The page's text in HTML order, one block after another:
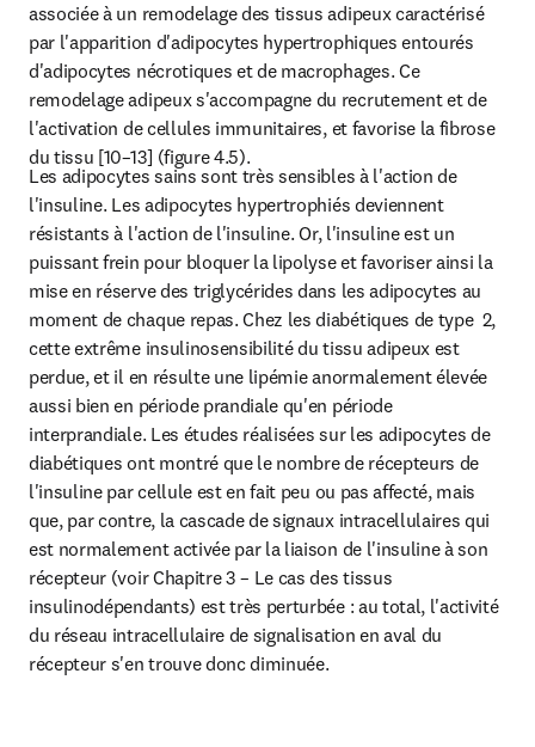
associée à un remodelage des tissus adipeux caractérisé
par l'apparition d'adipocytes hypertrophiques entourés
d'adipocytes nécrotiques et de macrophages. Ce
remodelage adipeux s'accompagne du recrutement et de
l'activation de cellules immunitaires, et favorise la fibrose
du tissu [10–13] (figure 4.5).
Les adipocytes sains sont très sensibles à l'action de
l'insuline. Les adipocytes hypertrophiés deviennent
résistants à l'action de l'insuline. Or, l'insuline est un
puissant frein pour bloquer la lipolyse et favoriser ainsi la
mise en réserve des triglycérides dans les adipocytes au
moment de chaque repas. Chez les diabétiques de type  2,
cette extrême insulinosensibilité du tissu adipeux est
perdue, et il en résulte une lipémie anormalement élevée
aussi bien en période prandiale qu'en période
interprandiale. Les études réalisées sur les adipocytes de
diabétiques ont montré que le nombre de récepteurs de
l'insuline par cellule est en fait peu ou pas affecté, mais
que, par contre, la cascade de signaux intracellulaires qui
est normalement activée par la liaison de l'insuline à son
récepteur (voir Chapitre 3 – Le cas des tissus
insulinodépendants) est très perturbée : au total, l'activité
du réseau intracellulaire de signalisation en aval du
récepteur s'en trouve donc diminuée.